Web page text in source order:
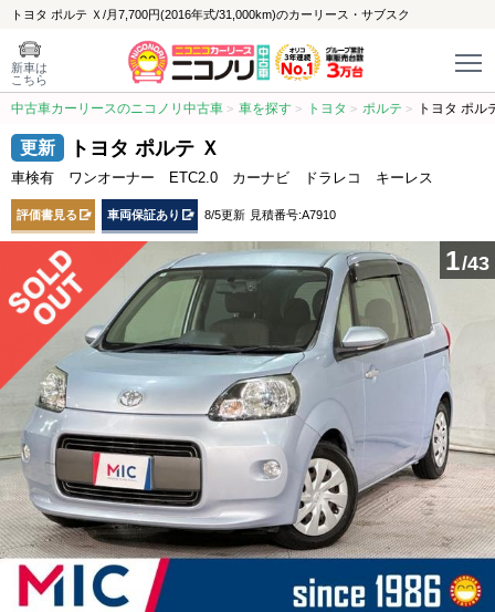
トヨタ ポルテ Ｘ/月7,700円(2016年式/31,000km)のカーリース・サブスク
新車は
こちら
中古車カーリースのニコノリ中古車 車を探す トヨタ ポルテ トヨタ ポル
トヨタ ポルテ Ｘ
車検有 ワンオーナー ETC2.0 カーナビ ドラレコ キーレス
評価書見る 車両保証あり 8/5更新 見積番号:A7910
1/43